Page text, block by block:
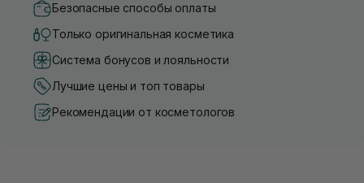
Безопасные способы оплаты
Только оригинальная косметика
Система бонусов и лояльности
Лучшие цены и топ товары
Рекомендации от косметологов